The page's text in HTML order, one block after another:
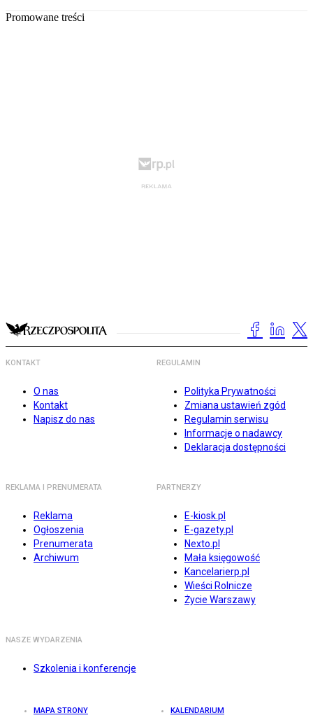
Promowane treści
KONTAKT
O nas
Kontakt
Napisz do nas
REGULAMIN
Polityka Prywatności
Zmiana ustawień zgód
Regulamin serwisu
Informacje o nadawcy
Deklaracja dostępności
REKLAMA I PRENUMERATA
Reklama
Ogłoszenia
Prenumerata
Archiwum
PARTNERZY
E-kiosk.pl
E-gazety.pl
Nexto.pl
Mała księgowość
Kancelarierp.pl
Wieści Rolnicze
Życie Warszawy
NASZE WYDARZENIA
Szkolenia i konferencje
MAPA STRONY KALENDARIUM